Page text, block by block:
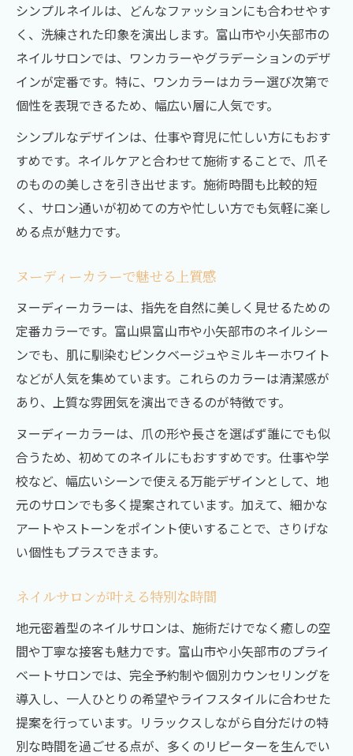
シンプルネイルは、どんなファッションにも合わせやす
く、洗練された印象を演出します。富山市や小矢部市の
ネイルサロンでは、ワンカラーやグラデーションのデザ
インが定番です。特に、ワンカラーはカラー選び次第で
個性を表現できるため、幅広い層に人気です。
シンプルなデザインは、仕事や育児に忙しい方にもおす
すめです。ネイルケアと合わせて施術することで、爪そ
のものの美しさを引き出せます。施術時間も比較的短
く、サロン通いが初めての方や忙しい方でも気軽に楽し
める点が魅力です。
ヌーディーカラーで魅せる上質感
ヌーディーカラーは、指先を自然に美しく見せるための
定番カラーです。富山県富山市や小矢部市のネイルシー
ンでも、肌に馴染むピンクベージュやミルキーホワイト
などが人気を集めています。これらのカラーは清潔感が
あり、上質な雰囲気を演出できるのが特徴です。
ヌーディーカラーは、爪の形や長さを選ばず誰にでも似
合うため、初めてのネイルにもおすすめです。仕事や学
校など、幅広いシーンで使える万能デザインとして、地
元のサロンでも多く提案されています。加えて、細かな
アートやストーンをポイント使いすることで、さりげな
い個性もプラスできます。
ネイルサロンが叶える特別な時間
地元密着型のネイルサロンは、施術だけでなく癒しの空
間や丁寧な接客も魅力です。富山市や小矢部市のプライ
ベートサロンでは、完全予約制や個別カウンセリングを
導入し、一人ひとりの希望やライフスタイルに合わせた
提案を行っています。リラックスしながら自分だけの特
別な時間を過ごせる点が、多くのリピーターを生んでい